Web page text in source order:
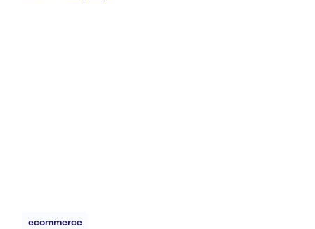
ecommerce